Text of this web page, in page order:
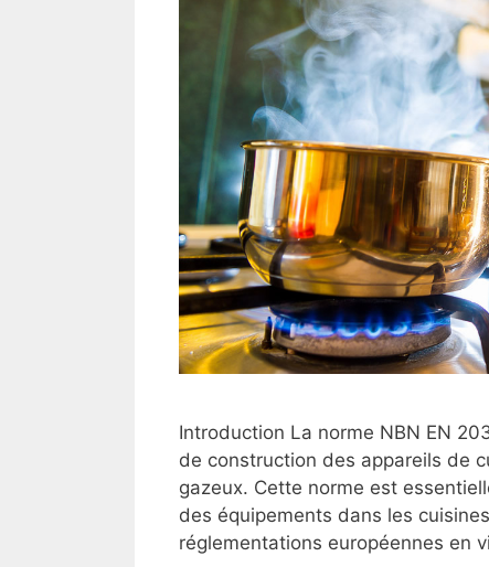
Introduction La norme NBN EN
de construction des appareils de
gazeux. Cette norme est
des équipements dans les
réglementations européennes en